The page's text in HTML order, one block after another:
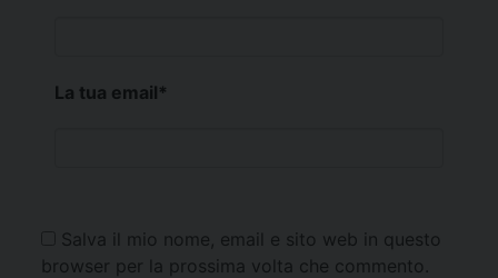
La tua email*
Salva il mio nome, email e sito web in questo
browser per la prossima volta che commento.